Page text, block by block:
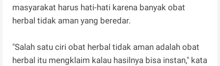
masyarakat harus hati-hati karena banyak obat
herbal tidak aman yang beredar.
"Salah satu ciri obat herbal tidak aman adalah obat
herbal itu mengklaim kalau hasilnya bisa instan," kata